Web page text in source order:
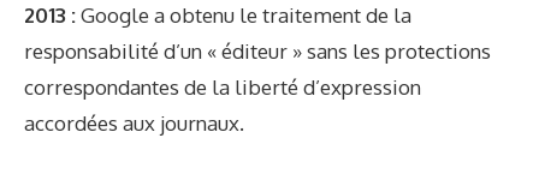
2013 :Google a obtenu le traitement de la
responsabilité d’un « éditeur » sans les protections
correspondantes de la liberté d’expression
accordées aux journaux.